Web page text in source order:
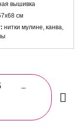
вышивка
см
нитки мулине, канва,
...